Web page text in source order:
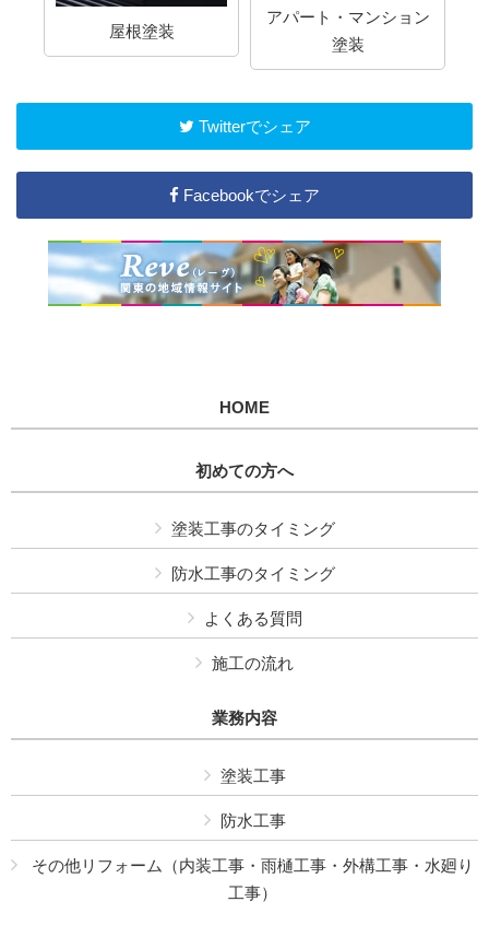
屋根塗装
アパート・マンション
塗装
Twitterでシェア
Facebookでシェア
HOME
初めての方へ
塗装工事のタイミング
防水工事のタイミング
よくある質問
施工の流れ
業務内容
塗装工事
防水工事
その他リフォーム（内装工事・雨樋工事・外構工事・水廻り
工事）